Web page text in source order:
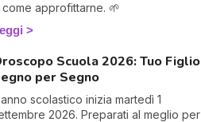
come approfittarne. 🌱
Scuola 2026: Tuo Figlio
per Segno
scolastico inizia martedì 1
2026. Preparati al meglio per